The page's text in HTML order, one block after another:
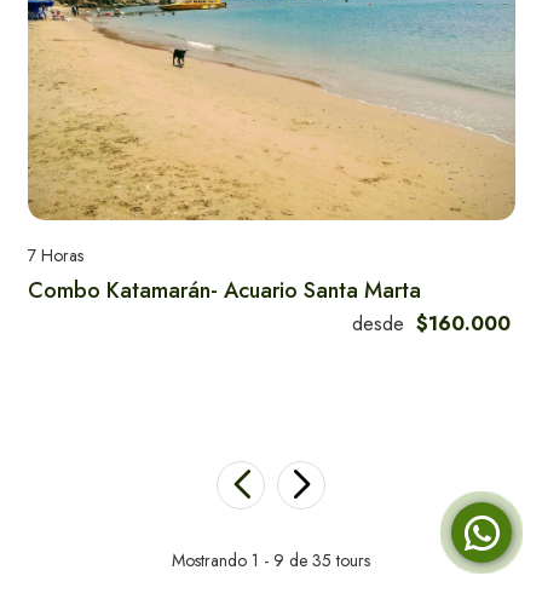
Parque Tayrona - Cabo San Juan Cabo de la Vela
7 Horas
Combo Katamarán- Acuario Santa Marta
desde $160.000
Mostrando 1 - 9 de 35 tours